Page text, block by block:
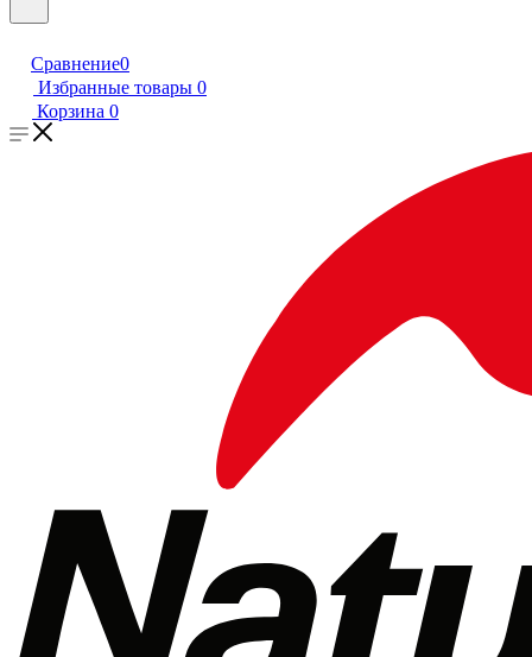
Сравнение0
Избранные товары 0
Корзина 0